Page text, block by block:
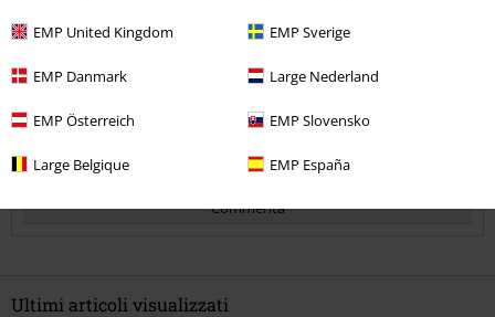
EMP United Kingdom EMP Sverige
EMP Danmark Large Nederland
EMP Österreich EMP Slovensko
Large Belgique EMP España
Troppo corto
Perfetto
Recensione verificata
Commenta
Ultimi articoli visualizzati